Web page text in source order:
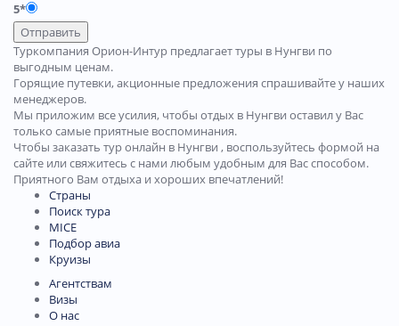
5*
Отправить
Туркомпания Орион-Интур предлагает туры в Нунгви по
выгодным ценам.
Горящие путевки, акционные предложения спрашивайте у наших
менеджеров.
Мы приложим все усилия, чтобы отдых в Нунгви оставил у Вас
только самые приятные воспоминания.
Чтобы заказать тур онлайн в Нунгви , воспользуйтесь формой на
сайте или свяжитесь с нами любым удобным для Вас способом.
Приятного Вам отдыха и хороших впечатлений!
Страны
Поиск тура
MICE
Подбор авиа
Круизы
Агентствам
Визы
О нас